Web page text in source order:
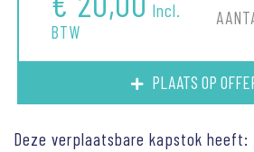
Incl.
BTW
PLAATS OP
Deze verplaatsbare kapstok heeft: